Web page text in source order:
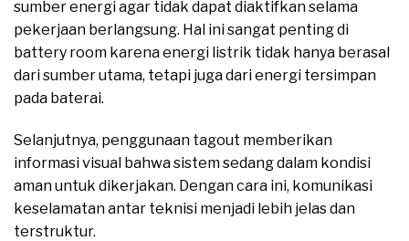
sumber energi agar tidak dapat diaktifkan selama
pekerjaan berlangsung. Hal ini sangat penting di
battery room karena energi listrik tidak hanya berasal
dari sumber utama, tetapi juga dari energi tersimpan
pada baterai.
Selanjutnya, penggunaan tagout memberikan
informasi visual bahwa sistem sedang dalam kondisi
aman untuk dikerjakan. Dengan cara ini, komunikasi
keselamatan antar teknisi menjadi lebih jelas dan
terstruktur.